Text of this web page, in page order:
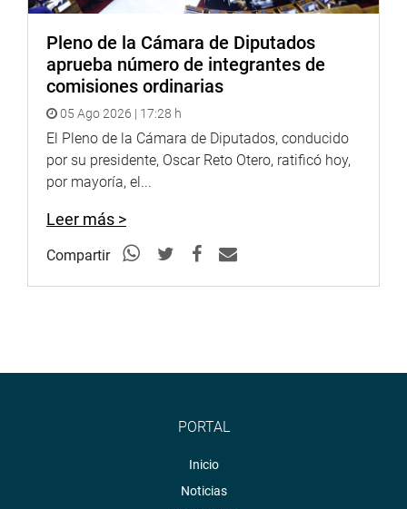
LORETO
Finalmente, el legislador Hitler Saavedra visitó el Centro
de Hemodador de Loreto, un espacio que fue creado para
enfrentar la necesidad de bancos de sangre en la región.
OFICINA DE COMUNICACIONES E IMAGEN
Pleno de la Cámara de Diputados
aprueba número de integrantes de
comisiones ordinarias
05 Ago 2026 | 17:28 h
El Pleno de la Cámara de Diputados, conducido
por su presidente, Oscar Reto Otero, ratificó hoy,
por mayoría, el...
Leer más >
Compartir
PORTAL
Inicio
Noticias